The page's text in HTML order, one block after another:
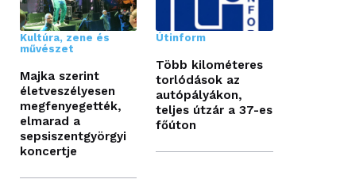
Kultúra, zene és
művészet
Majka szerint
életveszélyesen
megfenyegették,
elmarad a
sepsiszentgyörgyi
koncertje
Útinform
Több kilométeres
torlódások az
autópályákon,
teljes útzár a 37-es
főúton